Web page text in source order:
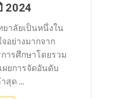
2024
าลัยเป็นหนึ่งใน
อย่างมากจาก
ารศึกษาโดยรวม
ผยการจัดอันดับ
สุด ...